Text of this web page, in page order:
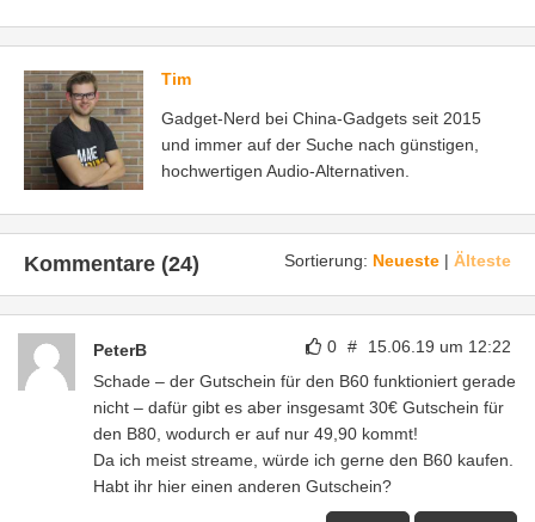
Tim
Gadget-Nerd bei China-Gadgets seit 2015
und immer auf der Suche nach günstigen,
hochwertigen Audio-Alternativen.
Sortierung: Neueste | Älteste
Kommentare (24)
0 # 15.06.19 um 12:22
PeterB
Schade – der Gutschein für den B60 funktioniert gerade
nicht – dafür gibt es aber insgesamt 30€ Gutschein für
den B80, wodurch er auf nur 49,90 kommt!
Da ich meist streame, würde ich gerne den B60 kaufen.
Habt ihr hier einen anderen Gutschein?